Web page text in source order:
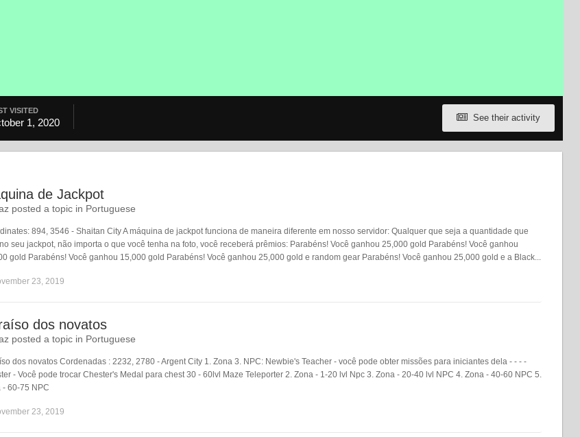
See their activity
VISITED
1, 2020
de Jackpot
posted a topic in Portuguese
894, 3546 - Shaitan City A máquina de jackpot funciona de maneira diferente em nosso servidor: Qualquer que seja a quantidade que
seu jackpot, não importa o que você tenha na foto, você receberá prêmios: Parabéns! Você ganhou 25,000 gold Parabéns! Você ganhou
gold Parabéns! Você ganhou 15,000 gold Parabéns! Você ganhou 25,000 gold e random gear Parabéns! Você ganhou 25,000 gold e a Black...
23, 2019
dos novatos
posted a topic in Portuguese
dos novatos Cordenadas : 2232, 2780 - Argent City 1. Zona 3. NPC: Newbie's Teacher - você pode obter missões para iniciantes dela - - - -
- Você pode trocar Chester's Medal para chest 30 - 60lvl Maze Teleporter 2. Zona - 1-20 lvl Npc 3. Zona - 20-40 lvl NPC 4. Zona - 40-60 NPC 5.
- 60-75 NPC
23, 2019